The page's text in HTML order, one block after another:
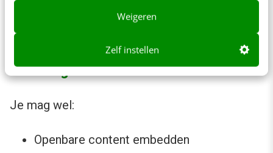
Weigeren
Zelf instellen
video embedden die op het kanaal van Disney staat is
geen probleem, maar staat de video op het kanaal
van Mickey572 kun je beter even uitkijken.
Wat mag er nu wel?
Je mag wel:
Openbare content embedden